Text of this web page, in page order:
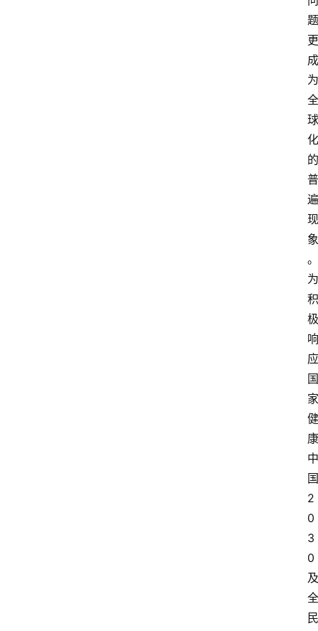
题
更
成
为
全
球
化
的
普
遍
现
象
。
为
积
极
响
应
国
家
健
康
中
国
2
0
3
0
及
全
民